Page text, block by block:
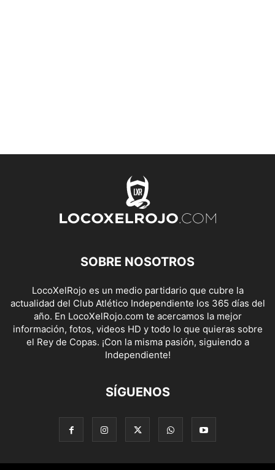
SOBRE NOSOTROS
LocoXelRojo es un medio partidario que cubre la
actualidad del Club Atlético Independiente los 365 días del
año. En LocoXelRojo.com te acercamos la mejor
información, fotos, videos HD y todo lo que quieras sobre
el Rey de Copas. ¡Con la misma pasión, siguiendo a
Independiente!
SÍGUENOS